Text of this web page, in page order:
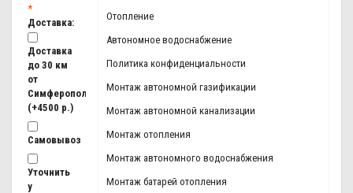
Отопление
Автономное водоснабжение
Политика конфиденциальности
Монтаж автономной газификации
Монтаж автономной канализации
Монтаж отопления
Монтаж автономного водоснабжения
Монтаж батарей отопления
Доставка:
Доставка
до 30 км
от
Симферополя
(+4500 р.)
Самовывоз
Уточнить
у